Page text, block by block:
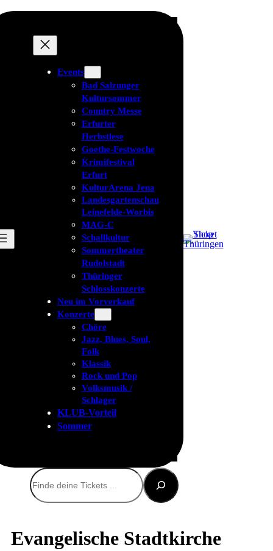
Events
Bad Salzunger
Kultursommer
Country Messe
Erfurter
Herbstlese
Goethe-Festwoche
Krimifestival
Erfurt
KulturArena Jena
Landesgartenschau
Leinefelde-Worbis
MAG-C
Schallkultur
Sommertheater
Rudolstadt
Thüringer
Schlosskonzerte
Neu im Vorverkauf
Konzerte
Chöre
Jazz, Blues, Soul,
Folk
Klassik
Rock und Pop
Volksmusik /
Schlager
KLUB-Vorteil
Sommer
Suchen
Evangelische Stadtkirche